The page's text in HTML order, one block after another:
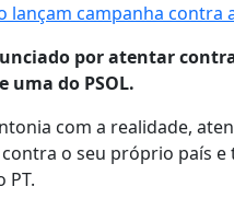
lançam campanha contra
por atentar
uma do PSOL.
com a realidade,
o seu próprio país
PT.